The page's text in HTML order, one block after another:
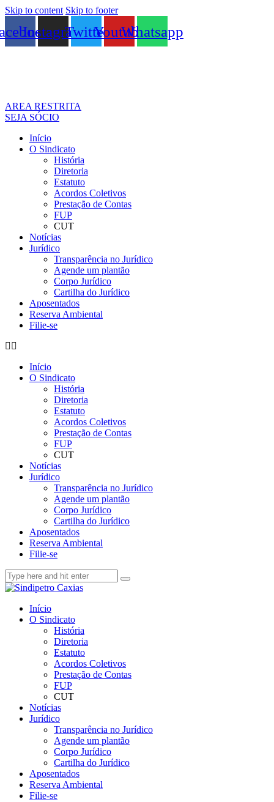
Skip to content Skip to footer
InstagramTwitterYoutubeWhatsapp
AREA RESTRITA
SEJA SÓCIO
Início
O Sindicato
História
Diretoria
Estatuto
Acordos Coletivos
Prestação de Contas
FUP
CUT
Notícias
Jurídico
Transparência no Jurídico
Agende um plantão
Corpo Jurídico
Cartilha do Jurídico
Aposentados
Reserva Ambiental
Filie-se
Início
O Sindicato
História
Diretoria
Estatuto
Acordos Coletivos
Prestação de Contas
FUP
CUT
Notícias
Jurídico
Transparência no Jurídico
Agende um plantão
Corpo Jurídico
Cartilha do Jurídico
Aposentados
Reserva Ambiental
Filie-se
Início
O Sindicato
História
Diretoria
Estatuto
Acordos Coletivos
Prestação de Contas
FUP
CUT
Notícias
Jurídico
Transparência no Jurídico
Agende um plantão
Corpo Jurídico
Cartilha do Jurídico
Aposentados
Reserva Ambiental
Filie-se